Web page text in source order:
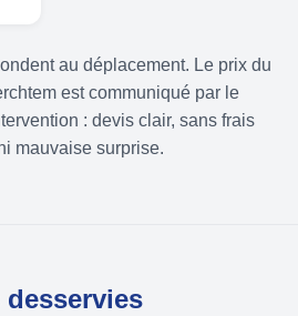
au déplacement. Le prix du
est communiqué par le
: devis clair, sans frais
mauvaise surprise.